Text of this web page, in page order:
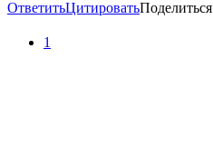
ОтветитьЦитироватьПоделиться
1